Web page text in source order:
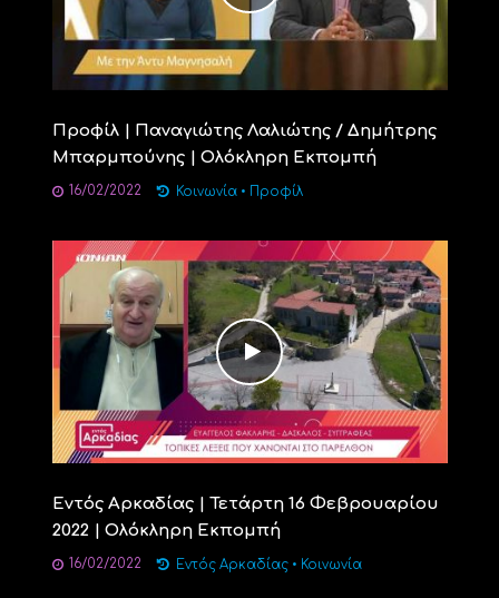
Προφίλ | Παναγιώτης Λαλιώτης / Δημήτρης
Μπαρμπούνης | Ολόκληρη Εκπομπή
16/02/2022 Κοινωνία • Προφίλ
Εντός Αρκαδίας | Τετάρτη 16 Φεβρουαρίου
2022 | Ολόκληρη Εκπομπή
16/02/2022 Εντός Αρκαδίας • Κοινωνία